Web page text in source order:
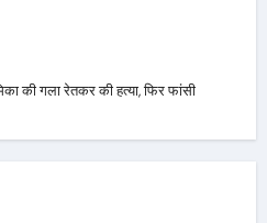
की गला रेतकर की हत्या, फिर फांसी